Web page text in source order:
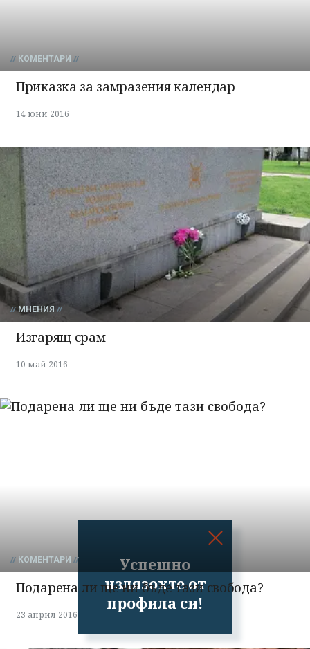
Успешно
излязохте от
профила си!
КОМЕНТАРИ
Приказка за замразения календар
14 юни 2016
МНЕНИЯ
Изгарящ срам
10 май 2016
КОМЕНТАРИ
Подарена ли ще ни бъде тази свобода?
23 април 2016